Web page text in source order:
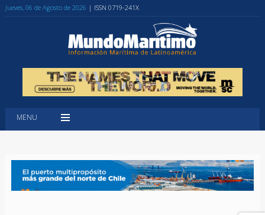
Jueves, 06 de Agosto de 2026 | ISSN 0719-241X
MENU